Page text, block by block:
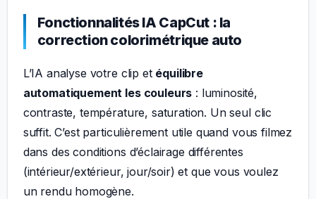
Fonctionnalités IA CapCut : la
correction colorimétrique auto
L’IA analyse votre clip et équilibre
automatiquement les couleurs : luminosité,
contraste, température, saturation. Un seul clic
suffit. C’est particulièrement utile quand vous filmez
dans des conditions d’éclairage différentes
(intérieur/extérieur, jour/soir) et que vous voulez
un rendu homogène.